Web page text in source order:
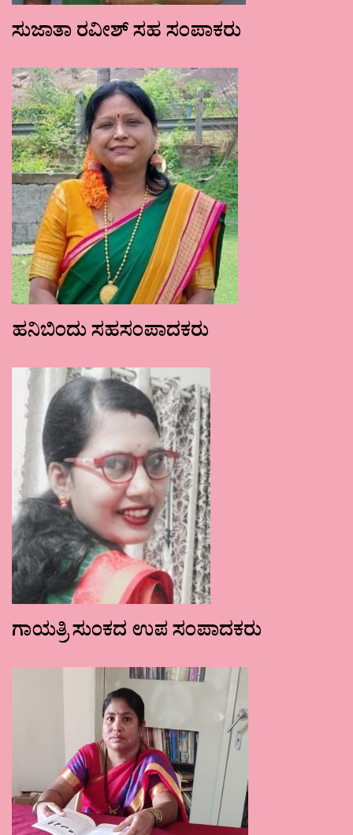
ಸುಜಾತಾ ರವೀಶ್ ಸಹ ಸಂಪಾಕರು
ಹನಿಬಿಂದು ಸಹಸಂಪಾದಕರು
ಗಾಯತ್ರಿ ಸುಂಕದ ಉಪ ಸಂಪಾದಕರು